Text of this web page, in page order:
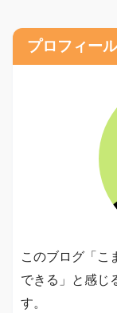
プロフィール
このブログ「こ
できる」と感じ
す。